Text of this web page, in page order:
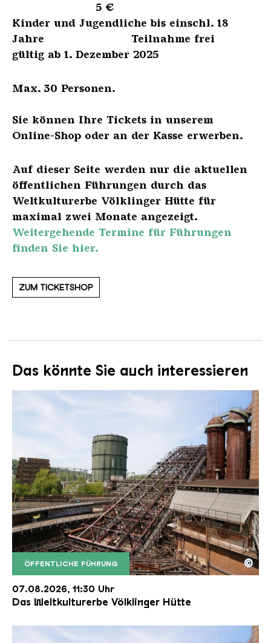
5 €
Kinder und Jugendliche bis einschl. 18
Jahre Teilnahme frei
gültig ab 1. Dezember 2025
Max. 30 Personen.
Sie können Ihre Tickets in unserem
Online-Shop oder an der Kasse erwerben.
Auf dieser Seite werden nur die aktuellen
öffentlichen Führungen durch das
Weltkulturerbe Völklinger Hütte für
maximal zwei Monate angezeigt.
Weitergehende Termine für Führungen
finden Sie hier.
ZUM TICKETSHOP
Das könnte Sie auch interessieren
ÖFFENTLICHE FÜHRUNG
Der Erzschrägaufzug der Völklinger Hütte mit
Copyright: Weltkulturerbe Völklinger Hütte | Karl
©
07.08.2026, 11:30 Uhr
Das Weltkulturerbe Völklinger Hütte